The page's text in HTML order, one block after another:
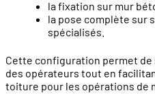
la fixation sur mur
la pose complète sur
spécialisés.
Cette configuration permet
des opérateurs tout en
toiture pour les opérations de